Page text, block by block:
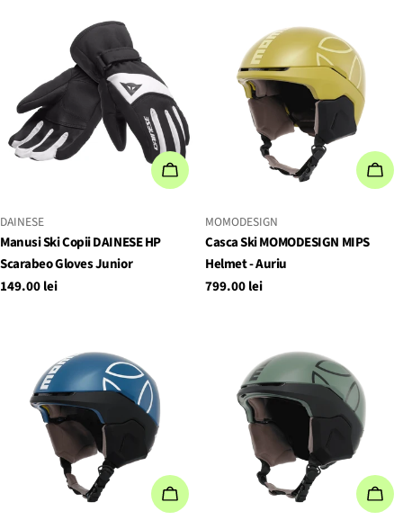
ALEGEȚI OPȚIUNILE
FURNIZOR:
DAINESE
Manusi Ski Copii DAINESE HP
Scarabeo Gloves Junior
Preț
149.00 lei
FURNIZOR:
MOMODESIGN
Casca Ski MOMODESIGN MIPS
Helmet - Auriu
Preț
799.00 lei
ALEGEȚI OPȚIUNILE